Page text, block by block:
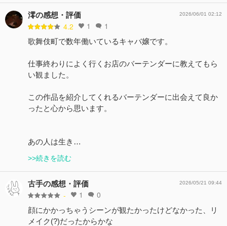
澪の感想・評価
4.2 1 1
2026/06/01 02:12
歌舞伎町で数年働いているキャバ嬢です。
仕事終わりによく行くお店のバーテンダーに教えてもら
い観ました。
この作品を紹介してくれるバーテンダーに出会えて良か
ったと心から思います。
あの人は生き…
>>続きを読む
古手の感想・評価
- 1 0
2026/05/21 09:44
顔にかかっちゃうシーンが観たかったけどなかった、リ
メイク(?)だったからかな